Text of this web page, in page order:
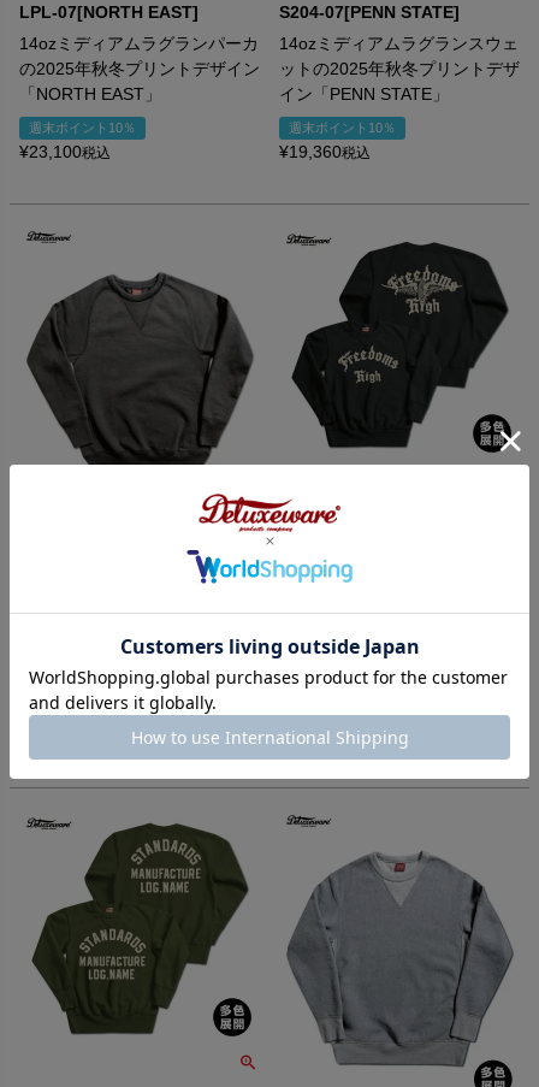
LPL-07[NORTH EAST]
14ozミディアムラグランパーカ
の2025年秋冬プリントデザイン
「NORTH EAST」
週末ポイント10％
¥23,100税込
S204-07[PENN STATE]
14ozミディアムラグランスウェ
ットの2025年秋冬プリントデザ
イン「PENN STATE」
週末ポイント10％
¥19,360税込
【予約26FW】S102-RVF[40s
ル40s両Vフリーダムスウェット
シャツ
ご予約
S101-46[FREEDOMS]
2025年プリント
¥20,460税込